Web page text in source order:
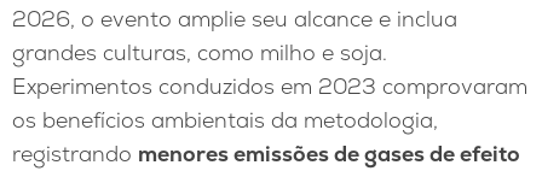
2026, o evento amplie seu alcance e inclua
grandes culturas, como milho e soja.
Experimentos conduzidos em 2023 comprovaram
os benefícios ambientais da metodologia,
registrando menores emissões de gases de efeito